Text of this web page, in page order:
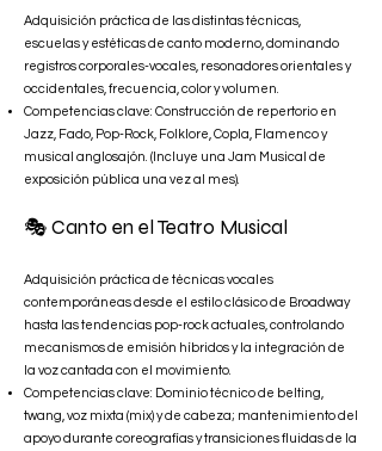
Adquisición práctica de las distintas técnicas,
escuelas y estéticas de canto moderno, dominando
registros corporales-vocales, resonadores orientales y
occidentales, frecuencia, color y volumen.
Competencias clave: Construcción de repertorio en
Jazz, Fado, Pop-Rock, Folklore, Copla, Flamenco y
musical anglosajón. (Incluye una Jam Musical de
exposición pública una vez al mes).
🎭Canto en el Teatro Musical
Adquisición práctica de técnicas vocales
contemporáneas desde el estilo clásico de Broadway
hasta las tendencias pop-rock actuales, controlando
mecanismos de emisión híbridos y la integración de
la voz cantada con el movimiento.
Competencias clave: Dominio técnico de belting,
twang, voz mixta (mix) y de cabeza; mantenimiento del
apoyo durante coreografías y transiciones fluidas de la